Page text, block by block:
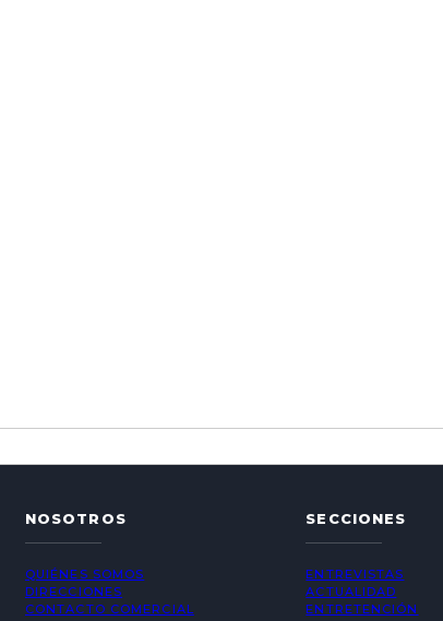
NOSOTROS
QUIÉNES SOMOS
DIRECCIONES
CONTACTO COMERCIAL
SECCIONES
ENTREVISTAS
ACTUALIDAD
ENTRETENCIÓN